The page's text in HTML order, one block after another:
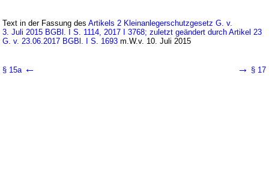
Text in der Fassung desArtikels 2 Kleinanlegerschutzgesetz G. v.
3. Juli 2015 BGBl. I S. 1114, 2017 I 3768; zuletzt geändert durch Artikel 23
G. v. 23.06.2017 BGBl. I S. 1693 m.W.v. 10. Juli 2015
§ 15a ← → § 17